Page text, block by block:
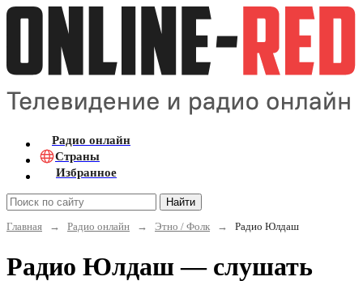
Радио онлайн
Страны
Избранное
Найти
Главная
→ Радио онлайн → Этно / Фолк → Радио Юлдаш
Радио Юлдаш — слушать